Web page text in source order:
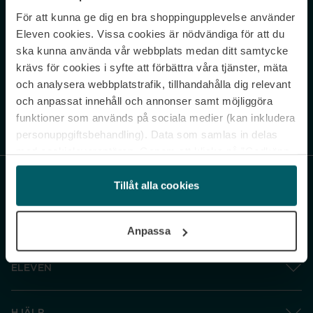
För att kunna ge dig en bra shoppingupplevelse använder
Eleven cookies. Vissa cookies är nödvändiga för att du
ska kunna använda vår webbplats medan ditt samtycke
krävs för cookies i syfte att förbättra våra tjänster, mäta
och analysera webbplatstrafik, tillhandahålla dig relevant
och anpassat innehåll och annonser samt möjliggöra
funktioner som används på sociala medier (kan inkludera
personuppgiftsbehandling). Data som samlas in delas
och gå vidare” accepterar du samtliga cookies medan du
under ”Inställningar” kan anpassa användningen av
cookies. Du kan återkalla ditt samtycke när som helst.
Tillåt alla cookies
Anpassa
Never miss a beat.
Sign up to our newsletter.
Genom att prenumerera accepterar du vår Integritetspolicy. Avprenumerera
ELEVEN